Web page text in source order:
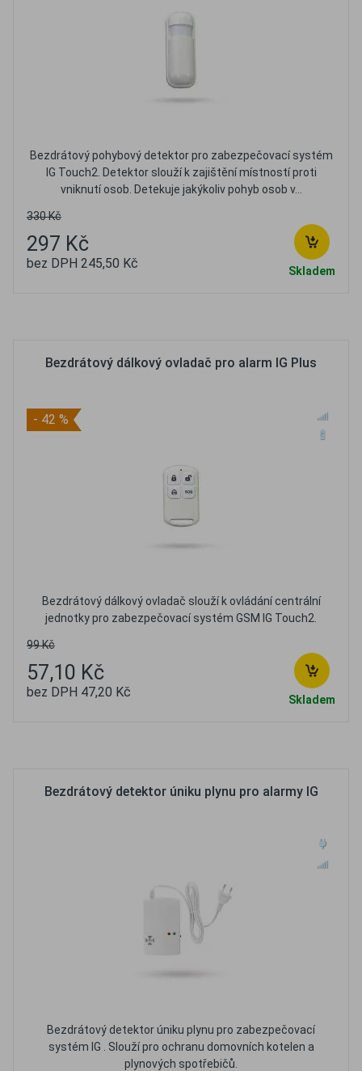
Bezdrátový pohybový detektor pro zabezpečovací systém
IG Touch2. Detektor slouží k zajištění místností proti
vniknutí osob. Detekuje jakýkoliv pohyb osob v...
330 Kč
297 Kč
bez DPH 245,50 Kč Skladem
Bezdrátový dálkový ovladač pro alarm IG Plus
- 42 %
Bezdrátový dálkový ovladač slouží k ovládání centrální
jednotky pro zabezpečovací systém GSM IG Touch2.
99 Kč
57,10 Kč
bez DPH 47,20 Kč Skladem
Bezdrátový detektor úniku plynu pro alarmy IG
Bezdrátový detektor úniku plynu pro zabezpečovací
systém IG . Slouží pro ochranu domovních kotelen a
plynových spotřebičů.